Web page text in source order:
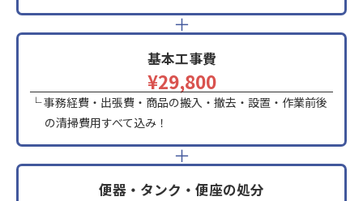
＋
基本工事費
¥29,800
└ 事務経費・出張費・商品の搬入・撤去・設置・作業前後
の清掃費用すべて込み！
＋
便器・タンク・便座の処分